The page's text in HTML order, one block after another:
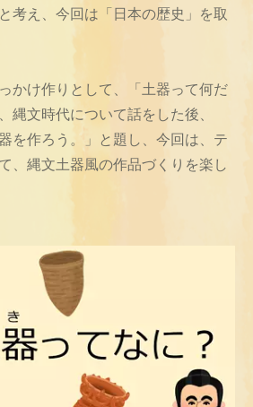
考え、今回は「日本の歴史」を取
かけ作りとして、「土器って何だ
縄文時代について話をした後、
を作ろう。」と題し、今回は、テ
、縄文土器風の作品づくりを楽し